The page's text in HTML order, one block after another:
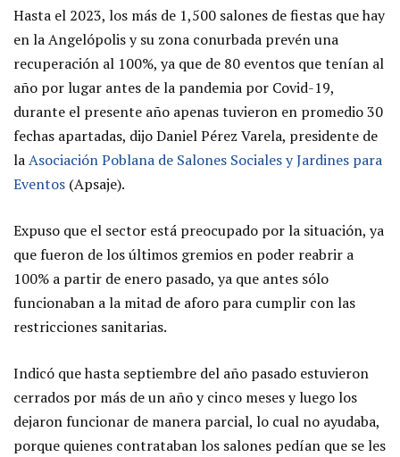
Hasta el 2023, los más de 1,500 salones de fiestas que hay
en la Angelópolis y su zona conurbada prevén una
recuperación al 100%, ya que de 80 eventos que tenían al
año por lugar antes de la pandemia por Covid-19,
durante el presente año apenas tuvieron en promedio 30
fechas apartadas, dijo Daniel Pérez Varela, presidente de
laAsociación Poblana de Salones Sociales y Jardines para
Eventos (Apsaje).
Expuso que el sector está preocupado por la situación, ya
que fueron de los últimos gremios en poder reabrir a
100% a partir de enero pasado, ya que antes sólo
funcionaban a la mitad de aforo para cumplir con las
restricciones sanitarias.
Indicó que hasta septiembre del año pasado estuvieron
cerrados por más de un año y cinco meses y luego los
dejaron funcionar de manera parcial, lo cual no ayudaba,
porque quienes contrataban los salones pedían que se les